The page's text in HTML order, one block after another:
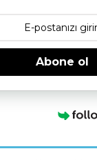
Abone ol